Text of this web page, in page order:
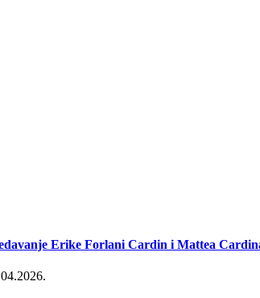
Erike Forlani Cardin i Mattea